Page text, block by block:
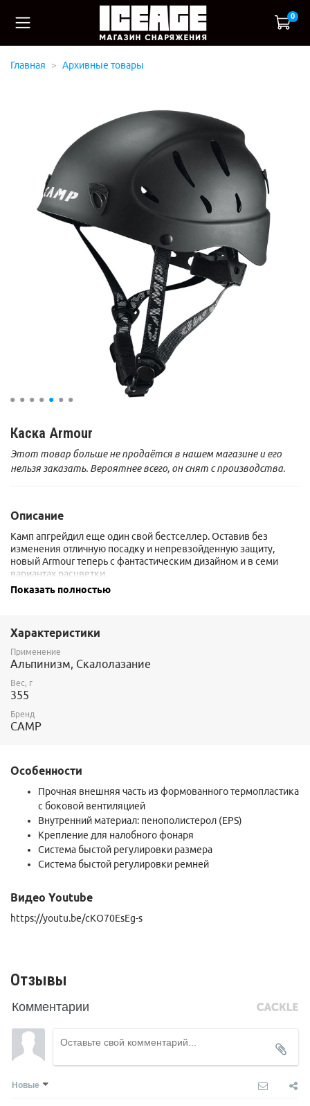
0
Главная Архивные товары
Каска Armour
Этот товар больше не продаётся в нашем магазине и его
нельзя заказать. Вероятнее всего, он снят с производства.
Описание
Камп апгрейдил еще один свой бестселлер. Оставив без
изменения отличную посадку и непревзойденную защиту,
новый Armour теперь с фантастическим дизайном и в семи
вариантах расцветки.
Область применения: альпинизм, скалолазание, ледолазание,
Гарантия 3 года.
Показать полностью
Характеристики
Применение
Альпинизм, Скалолазание
Вес, г
355
Бренд
CAMP
Особенности
Прочная внешняя часть из формованного термопластика
с боковой вентиляцией
Внутренний материал: пенополистерол (EPS)
Крепление для налобного фонаря
Система быстой регулировки размера
Система быстой регулировки ремней
Видео Youtube
https://youtu.be/cKO70EsEg-s
Отзывы
Комментарии
Новые